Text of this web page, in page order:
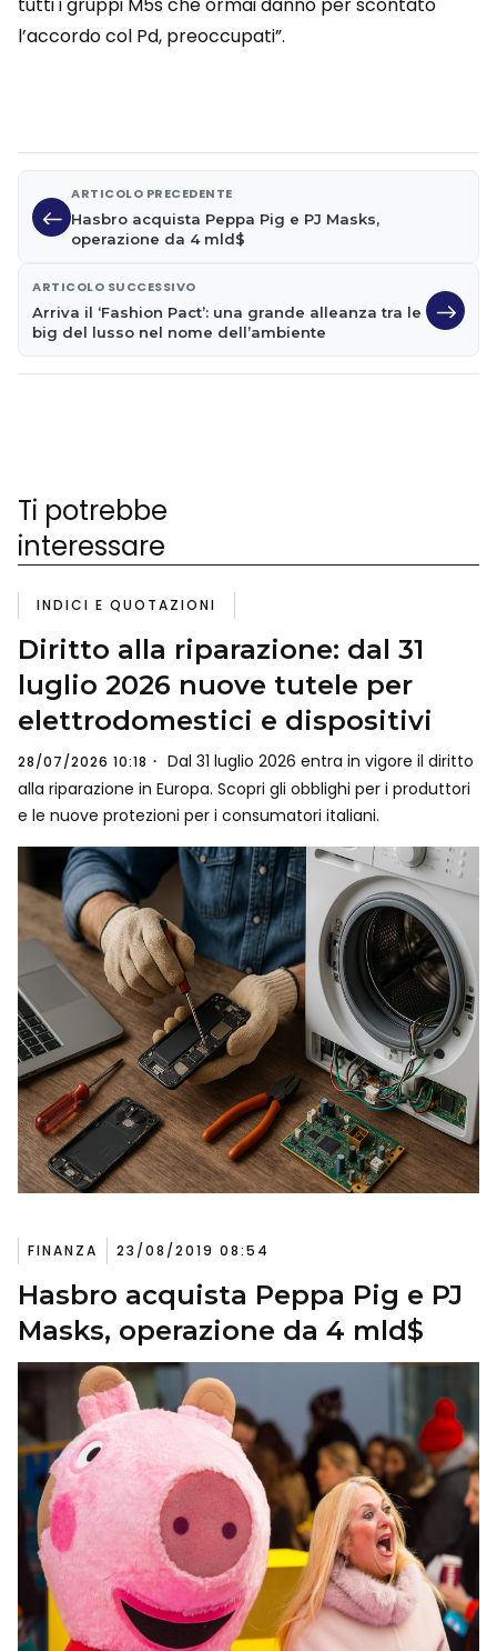
l’accordo col Pd, preoccupati”.
ARTICOLO PRECEDENTE
Hasbro acquista Peppa Pig e PJ Masks,
ARTICOLO SUCCESSIVO
Arriva il ‘Fashion Pact’: una grande alleanza tra le
big del lusso nel nome dell’ambiente
Ti potrebbe
interessare
INDICI E QUOTAZIONI
Diritto alla riparazione: dal 31
luglio 2026 nuove tutele per
elettrodomestici e dispositivi
28/07/2026 10:18
Dal 31 luglio 2026 entra in vigore il diritto
alla riparazione in Europa. Scopri gli obblighi per i produttori
e le nuove protezioni per i consumatori italiani.
FINANZA 23/08/2019 08:54
Hasbro acquista Peppa Pig e PJ
Masks, operazione da 4 mld$